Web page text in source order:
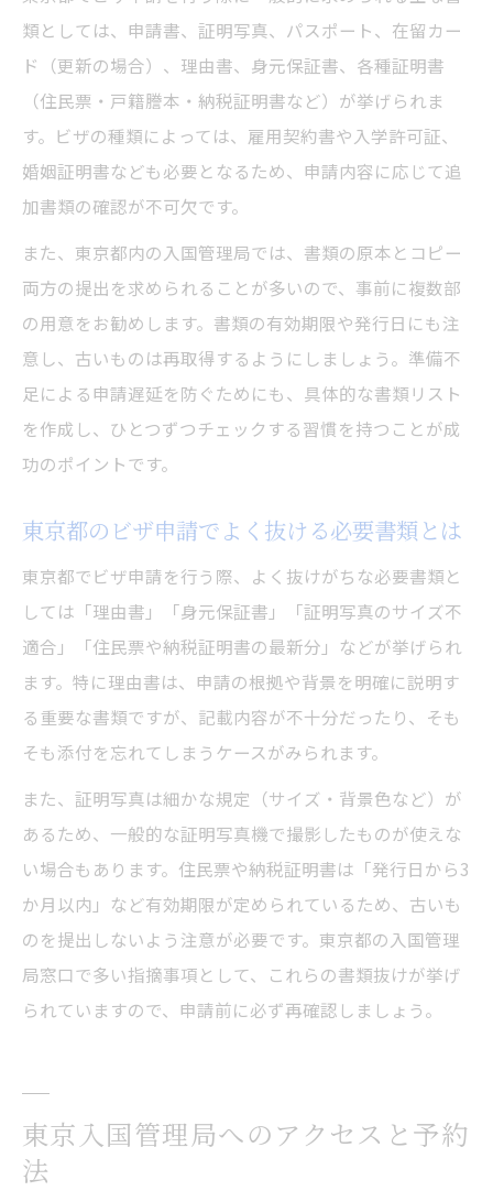
類としては、申請書、証明写真、パスポート、在留カー
ド（更新の場合）、理由書、身元保証書、各種証明書
（住民票・戸籍謄本・納税証明書など）が挙げられま
す。ビザの種類によっては、雇用契約書や入学許可証、
婚姻証明書なども必要となるため、申請内容に応じて追
加書類の確認が不可欠です。
また、東京都内の入国管理局では、書類の原本とコピー
両方の提出を求められることが多いので、事前に複数部
の用意をお勧めします。書類の有効期限や発行日にも注
意し、古いものは再取得するようにしましょう。準備不
足による申請遅延を防ぐためにも、具体的な書類リスト
を作成し、ひとつずつチェックする習慣を持つことが成
功のポイントです。
東京都のビザ申請でよく抜ける必要書類とは
東京都でビザ申請を行う際、よく抜けがちな必要書類と
しては「理由書」「身元保証書」「証明写真のサイズ不
適合」「住民票や納税証明書の最新分」などが挙げられ
ます。特に理由書は、申請の根拠や背景を明確に説明す
る重要な書類ですが、記載内容が不十分だったり、そも
そも添付を忘れてしまうケースがみられます。
また、証明写真は細かな規定（サイズ・背景色など）が
あるため、一般的な証明写真機で撮影したものが使えな
い場合もあります。住民票や納税証明書は「発行日から3
か月以内」など有効期限が定められているため、古いも
のを提出しないよう注意が必要です。東京都の入国管理
局窓口で多い指摘事項として、これらの書類抜けが挙げ
られていますので、申請前に必ず再確認しましょう。
東京入国管理局へのアクセスと予約
法